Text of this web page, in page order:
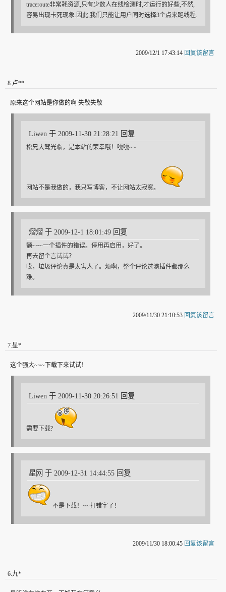
traceroute非常耗资源,只有少数人在线检测时,才运行的好些,不然,
容易出现卡死现象.因此,我们只能让用户同时选择3个点来跑线程.
2009/12/1 17:43:14 回复该留言
8.卢**
原来这个网站是你做的啊 失敬失敬
Liwen 于 2009-11-30 21:28:21 回复
松兄大驾光临，是本站的荣幸哦！嘎嘎~~
网站不是我做的，我只写博客，不让网站太寂寞。
熠熠 于 2009-12-1 18:01:49 回复
额~~~一个插件的错误。停用再启用，好了。
再去留个言试试？
哎，垃圾评论真是太害人了。烦啊，整个评论过滤插件都那么
难。
2009/11/30 21:10:53 回复该留言
7.星*
这个强大~~~下载下来试试！
Liwen 于 2009-11-30 20:26:51 回复
需要下载?
星网 于 2009-12-31 14:44:55 回复
不是下载！~~打错字了！
2009/11/30 18:00:45 回复该留言
6.九*